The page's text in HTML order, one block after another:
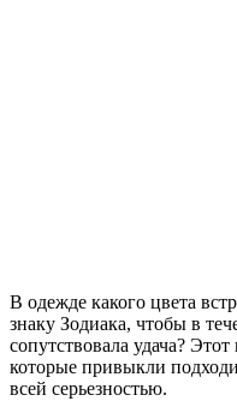
В одежде какого цвета
знаку Зодиака, чтобы в
сопутствовала удача?
которые привыкли
всей серьезностью.